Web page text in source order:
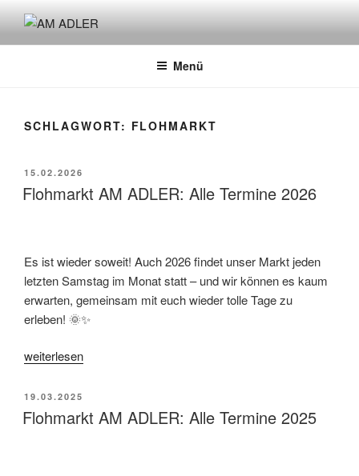
Inhalt
springenAM ADLER
Initiative für sozialen Stadtraum & Kommunikation
Menü
SCHLAGWORT: FLOHMARKT
VERÖFFENTLICHT
AM
15.02.2026
Flohmarkt AM ADLER: Alle Termine 2026
Es ist wieder soweit! Auch 2026 findet unser Markt jeden
letzten Samstag im Monat statt – und wir können es kaum
erwarten, gemeinsam mit euch wieder tolle Tage zu
erleben! 🌞✨
„Flohmarkt
ADLER:
Alle
weiterlesen
VERÖFFENTLICHT
AM
19.03.2025
Flohmarkt AM ADLER: Alle Termine 2025